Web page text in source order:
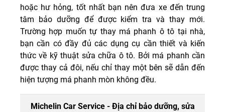
hoặc hư hỏng, tốt nhất bạn nên đưa xe đến trung
tâm bảo dưỡng để được kiểm tra và thay mới.
Trường hợp muốn tự thay má phanh ô tô tại nhà,
bạn cần có đầy đủ các dụng cụ cần thiết và kiến
thức về kỹ thuật sửa chữa ô tô. Bởi má phanh cần
được thay cả đôi, nếu chỉ thay một bên sẽ dẫn đến
hiện tượng má phanh mòn không đều.
Michelin Car Service - Địa chỉ bảo dưỡng, sửa